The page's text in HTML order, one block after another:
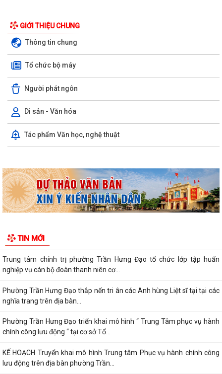
GIỚI THIỆU CHUNG
Thông tin chung
Tổ chức bộ máy
Người phát ngôn
Di sản - Văn hóa
Tác phẩm Văn học, nghệ thuật
TIN MỚI
Kỳ họp thứ ba (kỳ họp thường lệ giữa năm 2026) Hội đồng nhân dân
phường Trần Hưng Đạo khóa II,...
Phường Trần Hưng Đạo tham dự hội nghị toàn quốc nghiên cứu, học
tập, quán triệt và triển khai thực...
Khai mạc giải bóng đá U13 phường Trần Hưng Đạo hè năm 2026.
Hưng Đạo tiếp xúc đối thoại trực...
Trung tâm chính trị phường Trần Hưng Đạo tổ chức lớp tập huấn
nghiệp vụ cán bộ đoàn thanh niên cơ...
Phường Trần Hưng Đạo thắp nến tri ân các Anh hùng Liệt sĩ tại tại các
nghĩa trang trên địa bàn...
Phường Trần Hưng Đạo triển khai mô hình “ Trung Tâm phục vụ hành
chính công lưu động “ tại cơ sở Tổ...
KẾ HOẠCH Truyển khai mô hình Trung tâm Phục vụ hành chính công
lưu động trên địa bàn phường Trần...